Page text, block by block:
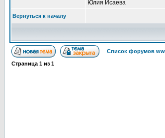
Юлия Исаева
Вернуться к началу
Список форумов
Страница 1 из 1